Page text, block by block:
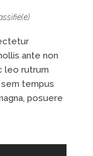
ante non
leo rutrum
tempus
posuere